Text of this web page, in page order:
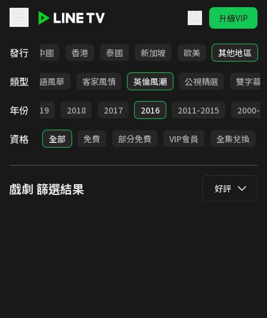
升級VIP
發行
韓國 中國 香港 泰國 新加坡 歐美 其他地區
類型
俠 台語風華 客家風情 英倫風潮 公視精選 雙字幕
年份 2019 2018 2017 2016 2011-2015 2000-
資格 全部 免費 部分免費 VIP會員 全集兌換
戲劇 篩選結果 好評